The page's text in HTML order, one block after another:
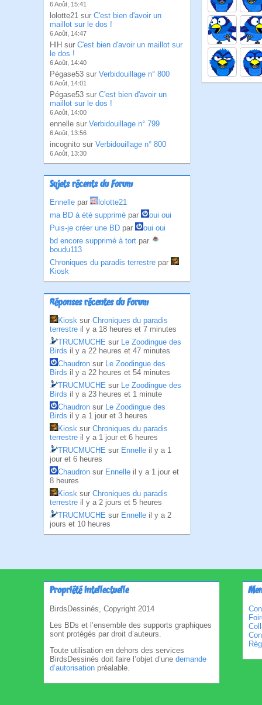
6 Août, 15:41
lolotte21 sur C'est bien d'avoir un
maillot sur le dos !
6 Août, 14:47
HlH sur C'est bien d'avoir un maillot sur
le dos !
6 Août, 14:40
Pégase53 sur Verbidouillage n° 800
6 Août, 14:01
Pégase53 sur C'est bien d'avoir un
maillot sur le dos !
6 Août, 14:00
ennelle sur Verbidouillage n° 799
6 Août, 13:56
incognito sur Verbidouillage n° 800
6 Août, 13:30
Sujets récents du Forum
Ennelle par
lolotte21
ma BD à été supprimé par
oui oui
Puis-je créer une BD par
oui oui
bd encore supprimé à tort par
boudu113
Chroniques du paradis terrestre par
Kiosk
Réponses récentes du Forum
Kiosk sur Chroniques du paradis
terrestre il y a 18 heures et 7 minutes
TRUCMUCHE sur Le Zoodingue des
Birds il y a 22 heures et 47 minutes
Chaudron sur Le Zoodingue des
Birds il y a 22 heures et 54 minutes
TRUCMUCHE sur Le Zoodingue des
Birds il y a 23 heures et 1 minute
Chaudron sur Le Zoodingue des
Birds il y a 1 jour et 3 heures
Kiosk sur Chroniques du paradis
terrestre il y a 1 jour et 6 heures
TRUCMUCHE sur Ennelle il y a 1
jour et 6 heures
Chaudron sur Ennelle il y a 1 jour et
8 heures
Kiosk sur Chroniques du paradis
terrestre il y a 2 jours et 5 heures
TRUCMUCHE sur Ennelle il y a 2
jours et 10 heures
Propriété intellectuelle
BirdsDessinés, Copyright 2014
Les BDs et l’ensemble des supports graphiques
sont protégés par droit d’auteurs.
Toute utilisation en dehors des services
BirdsDessinés doit faire l’objet d’une demande
d’autorisation préalable.